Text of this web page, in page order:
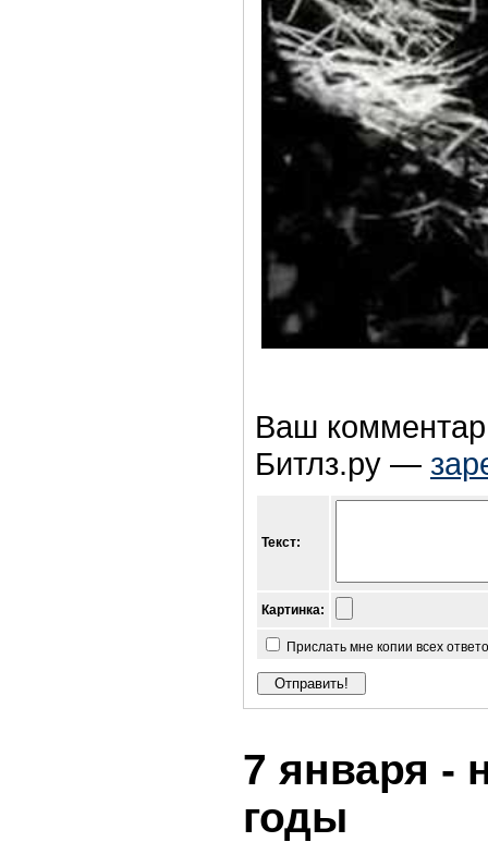
Ваш
Битлз.ру —
Текст:
Картинка:
Прислать мне копии всех
7 января -
годы